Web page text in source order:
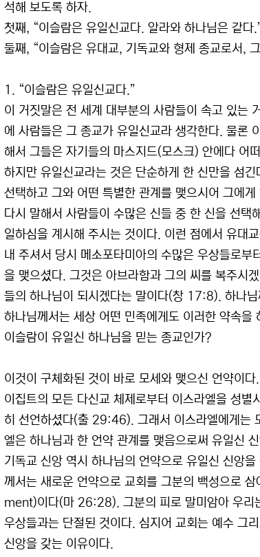
석해 보도록 하자.
첫째, “이슬람은 유일신교다. 알라와 하나님은 같다
둘째, “이슬람은 유대교, 기독교와 형제 종교로서,
1. “이슬람은 유일신교다.”
이 거짓말은 전 세계 대부분의 사람들이 속고 있는
에 사람들은 그 종교가 유일신교라 생각한다. 물론
해서 그들은 자기들의 마스지드(모스크) 안에다 어
하지만 유일신교라는 것은 단순하게 한 신만을 섬
선택하고 그와 어떤 특별한 관계를 맺으시어 그에
다시 말해서 사람들이 수많은 신들 중 한 신을 선
일하심을 계시해 주시는 것이다. 이런 점에서 유대
내 주셔서 당시 메소포타미아의 수많은 우상들로
을 맺으셨다. 그것은 아브라함과 그의 씨를 복주
들의 하나님이 되시겠다는 말이다(창 17:8). 하나
하나님께서는 세상 어떤 민족에게도 이러한 약속을
이슬람이 유일신 하나님을 믿는 종교인가?
이것이 구체화된 것이 바로 모세와 맺으신 언약이
이집트의 모든 다신교 체제로부터 이스라엘을 성
히 선언하셨다(출 29:46). 그래서 이스라엘에게는
엘은 하나님과 한 언약 관계를 맺음으로써 유일신
기독교 신앙 역시 하나님의 언약으로 유일신 신앙
께서는 새로운 언약으로 교회를 그분의 백성으로
ment)이다(마 26:28). 그분의 피로 말미암아 우리
우상들과는 단절된 것이다. 심지어 교회는 예수
신앙을 갖는 이유이다.